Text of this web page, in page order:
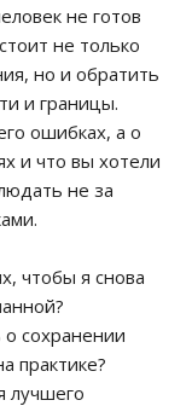
не готов
не только
но и обратить
и границы.
ошибках, а о
и что вы хотели
не за
чтобы я снова
сохранении
практике?
лучшего